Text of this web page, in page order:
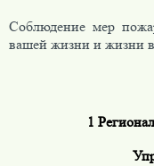
Соблюдение мер
вашей жизни и жизни
1